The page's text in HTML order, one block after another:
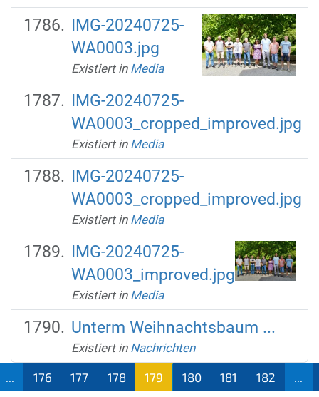
IMG-20240725-
WA0003.jpg
Existiert in Media
IMG-20240725-
WA0003_cropped_improved.jpg
Existiert in Media
IMG-20240725-
WA0003_cropped_improved.jpg
Existiert in Media
IMG-20240725-
WA0003_improved.jpg
Existiert in Media
Unterm Weihnachtsbaum ...
Existiert in Nachrichten
176 177 178
179
180 181 182